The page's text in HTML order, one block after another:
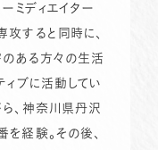
ミディエイター
すると同時に、
のある方々の生活
ィブに活動してい
、神奈川県丹沢
経験。その後、